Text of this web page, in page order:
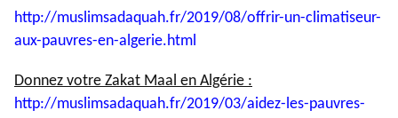
http://muslimsadaquah.fr/2019/08/offrir-un-climatiseur-
aux-pauvres-en-algerie.html
Donnez votre Zakat Maal en Algérie :
http://muslimsadaquah.fr/2019/03/aidez-les-pauvres-